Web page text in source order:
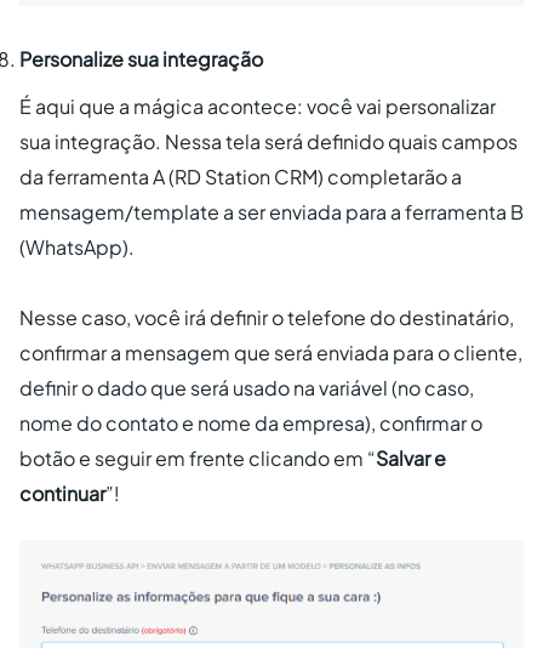
Personalize sua integração
É aqui que a mágica acontece: você vai personalizar
sua integração. Nessa tela será definido quais campos
da ferramenta A (RD Station CRM) completarão a
mensagem/template a ser enviada para a ferramenta B
(WhatsApp).
Nesse caso, você irá definir o telefone do destinatário,
confirmar a mensagem que será enviada para o cliente,
definir o dado que será usado na variável (no caso,
nome do contato e nome da empresa), confirmar o
botão e seguir em frente clicando em “Salvar e
continuar”!